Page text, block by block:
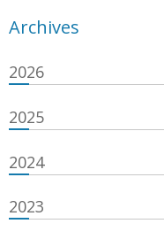
Archives
2026
2025
2024
2023